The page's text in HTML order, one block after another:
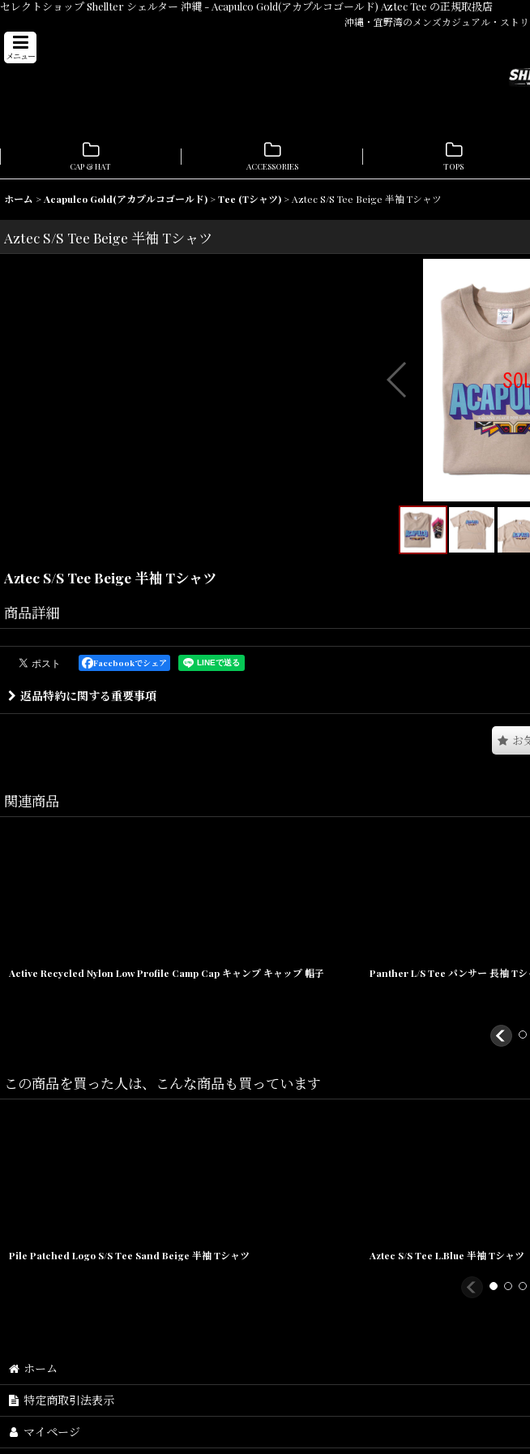
セレクトショップ Shellter シェルター 沖縄 - Acapulco Gold(アカプルコゴールド) Aztec Tee の正規取扱店
沖縄・宜野湾のメンズカジュアル・スト
メニュー
CAP & HAT ACCESSORIES TOPS
ホーム >Acapulco Gold(アカプルコゴールド) >Tee (Tシャツ) > Aztec S/S Tee Beige 半袖 Tシャツ
Aztec S/S Tee Beige 半袖 Tシャツ
Aztec S/S Tee Beige 半袖 Tシャツ
商品詳細
L(着丈:78cm, 身幅
XL(着丈:81cm, 身幅
Facebookでシェア
返品特約に関する重要事項
お
関連商品
Active Recycled Nylon Low Profile Camp Cap キャンプ キャップ 帽子 Panther L/S Tee パンサー 長袖 Tシ
この商品を買った人は、こんな商品も買っています
Pile Patched Logo S/S Tee Sand Beige 半袖 Tシャツ Aztec S/S Tee L.Blue 半袖 Tシャツ
ホーム
特定商取引法表示
マイページ